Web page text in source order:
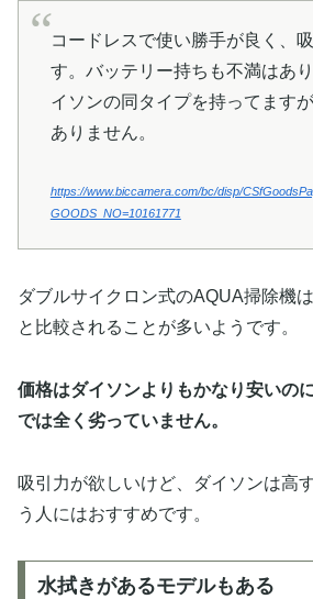
コードレスで使い勝手が良く、
す。バッテリー持ちも不満はあ
イソンの同タイプを持ってます
ありません。
https://www.biccamera.com/bc/disp/
GOODS_NO=10161771
ダブルサイクロン式のAQUA掃除機
と比較されることが多いようです。
価格はダイソンよりもかなり安いの
では全く劣っていません。
吸引力が欲しいけど、ダイソンは高
う人にはおすすめです。
水拭きがあるモデルもある